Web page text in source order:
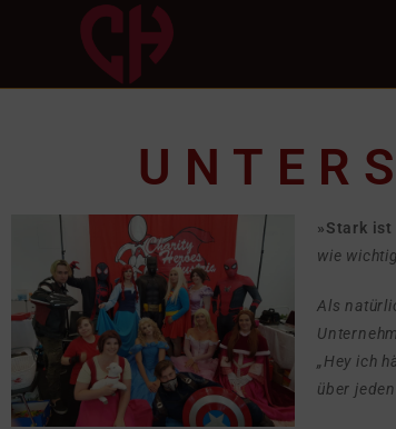
»Stark ist
wie
Als
„Hey ich
über